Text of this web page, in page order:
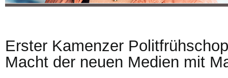
Erster Kamenzer
Macht der neuen Medien mit